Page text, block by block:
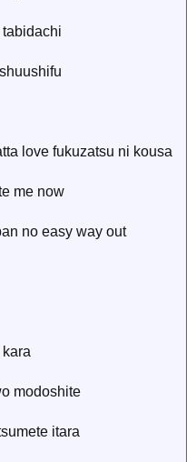
tabidachi
love fukuzatsu ni kousa
me now
no easy way out
modoshite
itara